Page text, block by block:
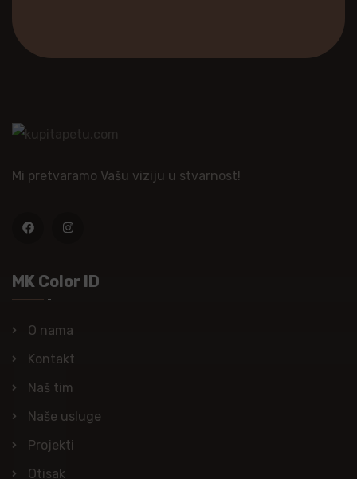
Mi pretvaramo Vašu viziju u stvarnost!
MK Color ID
O nama
Kontakt
Naš tim
Naše usluge
Projekti
Otisak